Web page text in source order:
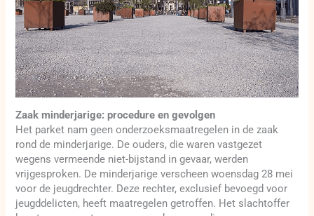
Zaak minderjarige: procedure en gevolgen
Het parket nam geen onderzoeksmaatregelen in de zaak
rond de minderjarige. De ouders, die waren vastgezet
wegens vermeende niet-bijstand in gevaar, werden
vrijgesproken. De minderjarige verscheen woensdag 28 mei
voor de jeugdrechter. Deze rechter, exclusief bevoegd voor
jeugddelicten, heeft maatregelen getroffen. Het slachtoffer